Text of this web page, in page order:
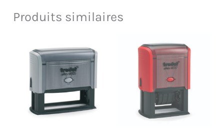
Produits similaires